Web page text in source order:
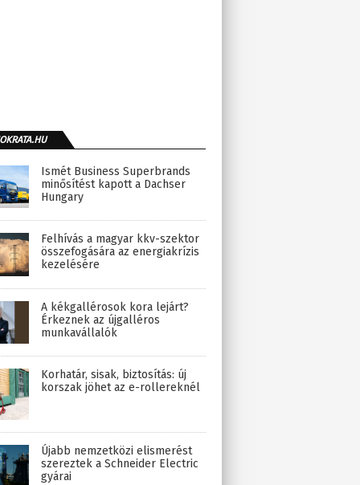
Ismét Business Superbrands
minősítést kapott a Dachser
Hungary
Felhívás a magyar kkv-szektor
összefogására az energiakrízis
kezelésére
A kékgallérosok kora lejárt?
Érkeznek az újgalléros
munkavállalók
Korhatár, sisak, biztosítás: új
korszak jöhet az e-rollereknél
Újabb nemzetközi elismerést
szereztek a Schneider Electric
gyárai